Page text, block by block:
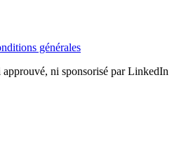
générales
ni sponsorisé par LinkedIn